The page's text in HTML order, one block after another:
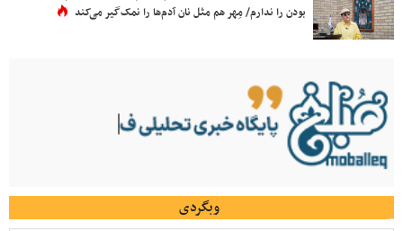
بودن را ندارم/ مِهر هم مثل نان آدم‌ها را نمک‌گیر می‌کند
وبگردی